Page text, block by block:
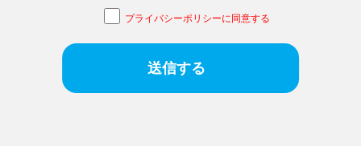
プライバシーポリシーに同意する